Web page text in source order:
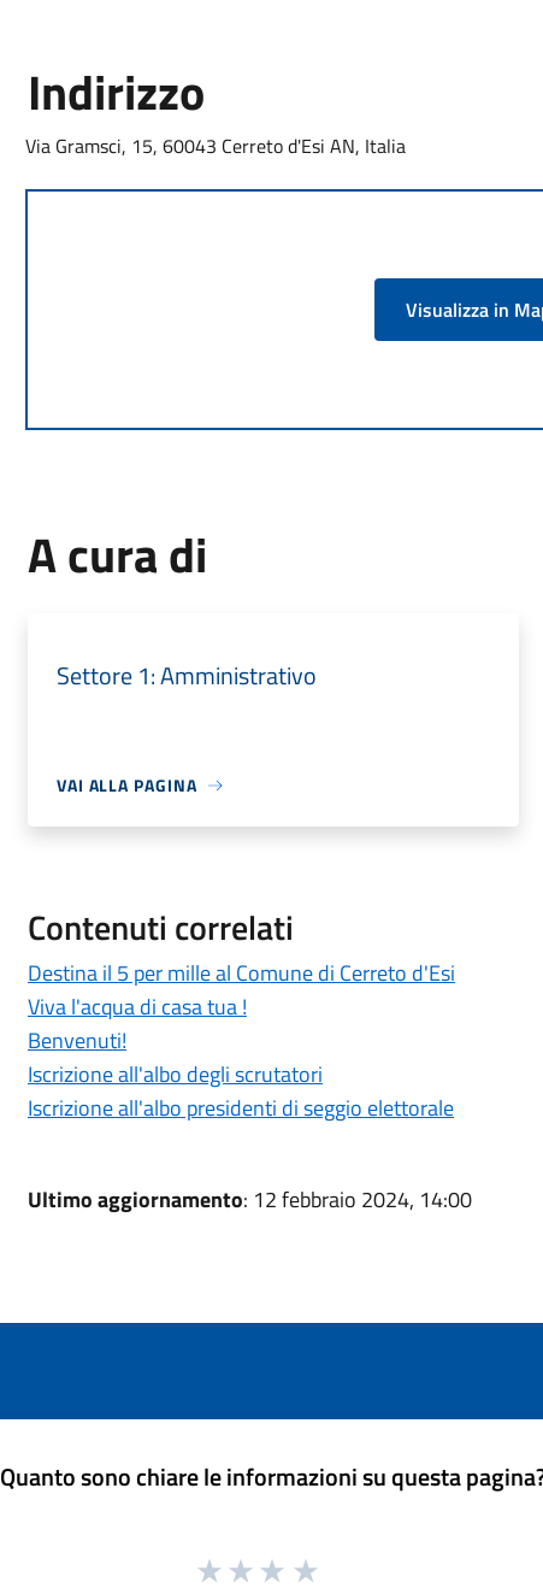
Indirizzo
Via Gramsci, 15, 60043 Cerreto d'Esi AN, Italia
Visualizza in
A cura di
Settore 1: Amministrativo
VAI ALLA PAGINA
Contenuti correlati
Destina il 5 per mille al Comune di Cerreto d'Esi
Viva l'acqua di casa tua !
Benvenuti!
Iscrizione all'albo degli scrutatori
Iscrizione all'albo presidenti di seggio elettorale
Ultimo aggiornamento: 12 febbraio 2024, 14:00
Quanto sono chiare le informazioni su questa